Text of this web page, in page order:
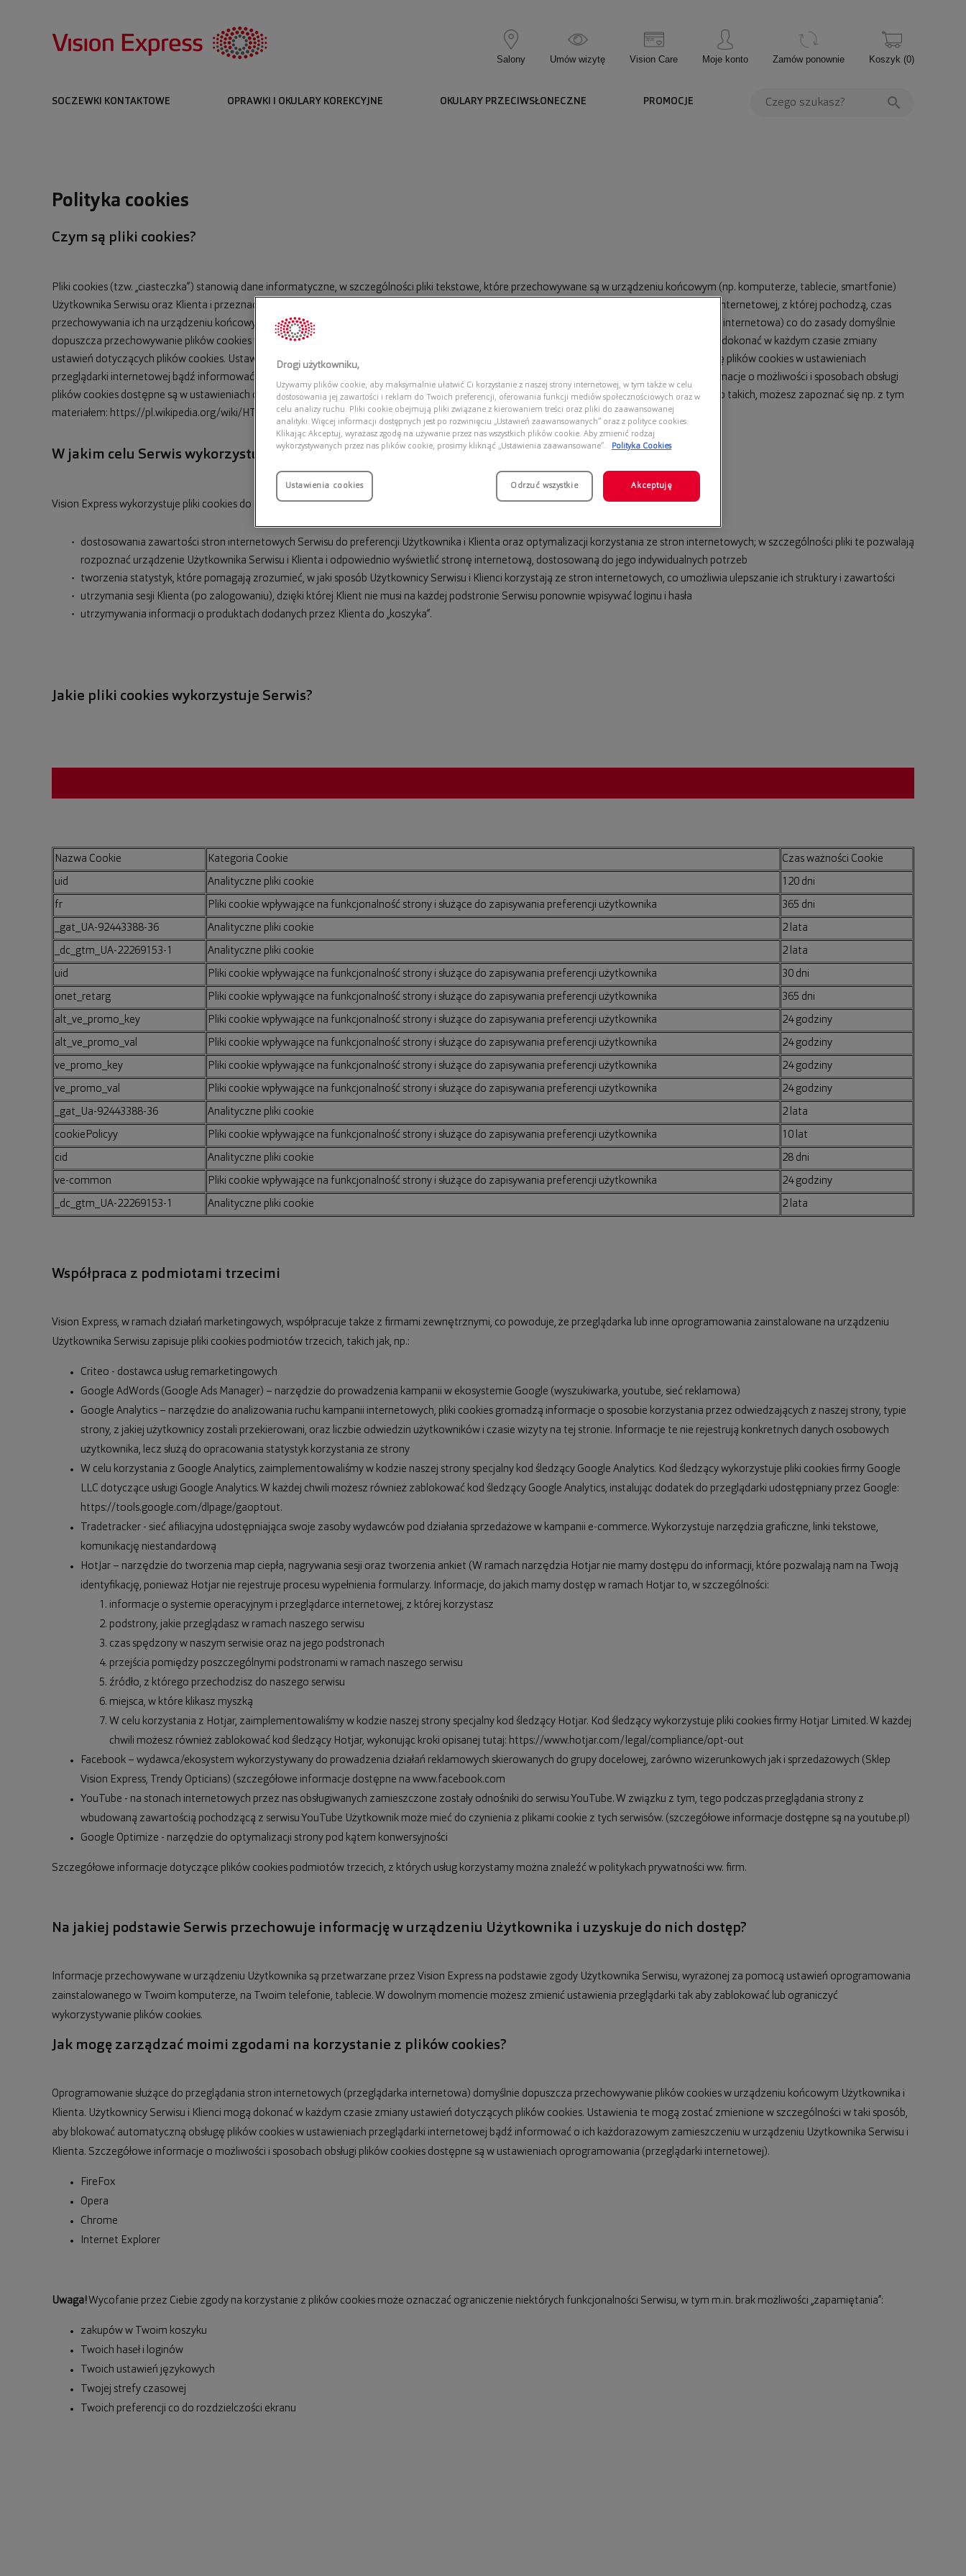
Salony Umów wizytę Vision Care Moje konto Zamów ponownie Koszyk (0)
SOCZEWKI KONTAKTOWE OPRAWKI I OKULARY KOREKCYJNE OKULARY PRZECIWSŁONECZNE PROMOCJE
Polityka cookies
Czym są pliki cookies?
Pliki cookies (tzw. „ciasteczka”) stanowią dane informatyczne, w szczególności pliki tekstowe, które przechowywane są w urządzeniu końcowym (np. komputerze, tablecie, smartfonie)
Użytkownika Serwisu oraz Klienta i przeznaczone są do korzystania ze stron internetowych Serwisu. Cookies zazwyczaj zawierają nazwę strony internetowej, z której pochodzą, czas
przechowywania ich na urządzeniu końcowym oraz unikalny numer. Oprogramowanie służące do przeglądania stron internetowych (przeglądarka internetowa) co do zasady domyślnie
dopuszcza przechowywanie plików cookies w urządzeniu końcowym Użytkownika i Klienta. W takim wypadku Użytkownicy Serwisu i Klienci mogą dokonać w każdym czasie zmiany
ustawień dotyczących plików cookies. Ustawienia te mogą zostać zmienione w szczególności w taki sposób, aby blokować automatyczną obsługę plików cookies w ustawieniach
przeglądarki internetowej bądź informować o ich każdorazowym zamieszczeniu w urządzeniu Użytkownika Serwisu i Klienta. Szczegółowe informacje o możliwości i sposobach obsługi
plików cookies dostępne są w ustawieniach oprogramowania (przeglądarki internetowej). Jeżeli chcesz dowiedzieć się więcej o plikach cookies jako takich, możesz zapoznać się np. z tym
materiałem: https://pl.wikipedia.org/wiki/HTTP_cookie.
W jakim celu Serwis wykorzystuje pliki cookies?
Vision Express wykorzystuje pliki cookies do następujących celów:
dostosowania zawartości stron internetowych Serwisu do preferencji Użytkownika i Klienta oraz optymalizacji korzystania ze stron internetowych; w szczególności pliki te pozwalają
rozpoznać urządzenie Użytkownika Serwisu i Klienta i odpowiednio wyświetlić stronę internetową, dostosowaną do jego indywidualnych potrzeb
tworzenia statystyk, które pomagają zrozumieć, w jaki sposób Użytkownicy Serwisu i Klienci korzystają ze stron internetowych, co umożliwia ulepszanie ich struktury i zawartości
utrzymania sesji Klienta (po zalogowaniu), dzięki której Klient nie musi na każdej podstronie Serwisu ponownie wpisywać loginu i hasła
utrzymywania informacji o produktach dodanych przez Klienta do „koszyka”.
Jakie pliki cookies wykorzystuje Serwis?
Nazwa Cookie Kategoria Cookie Czas ważności Cookie
uid Analityczne pliki cookie 120 dni
fr Pliki cookie wpływające na funkcjonalność strony i służące do zapisywania preferencji użytkownika 365 dni
_gat_UA-92443388-36 Analityczne pliki cookie 2 lata
_dc_gtm_UA-22269153-1 Analityczne pliki cookie 2 lata
uid Pliki cookie wpływające na funkcjonalność strony i służące do zapisywania preferencji użytkownika 30 dni
onet_retarg Pliki cookie wpływające na funkcjonalność strony i służące do zapisywania preferencji użytkownika 365 dni
alt_ve_promo_key Pliki cookie wpływające na funkcjonalność strony i służące do zapisywania preferencji użytkownika 24 godziny
alt_ve_promo_val Pliki cookie wpływające na funkcjonalność strony i służące do zapisywania preferencji użytkownika 24 godziny
ve_promo_key Pliki cookie wpływające na funkcjonalność strony i służące do zapisywania preferencji użytkownika 24 godziny
ve_promo_val Pliki cookie wpływające na funkcjonalność strony i służące do zapisywania preferencji użytkownika 24 godziny
_gat_Ua-92443388-36 Analityczne pliki cookie 2 lata
cookiePolicyy Pliki cookie wpływające na funkcjonalność strony i służące do zapisywania preferencji użytkownika 10 lat
cid Analityczne pliki cookie 28 dni
ve-common Pliki cookie wpływające na funkcjonalność strony i służące do zapisywania preferencji użytkownika 24 godziny
_dc_gtm_UA-22269153-1 Analityczne pliki cookie 2 lata
Współpraca z podmiotami trzecimi
Vision Express, w ramach działań marketingowych, współpracuje także z firmami zewnętrznymi, co powoduje, że przeglądarka lub inne oprogramowania zainstalowane na urządzeniu
Użytkownika Serwisu zapisuje pliki cookies podmiotów trzecich, takich jak, np.:
Criteo - dostawca usług remarketingowych
Google AdWords (Google Ads Manager) – narzędzie do prowadzenia kampanii w ekosystemie Google (wyszukiwarka, youtube, sieć reklamowa)
Google Analytics – narzędzie do analizowania ruchu kampanii internetowych, pliki cookies gromadzą informacje o sposobie korzystania przez odwiedzających z naszej strony, typie
strony, z jakiej użytkownicy zostali przekierowani, oraz liczbie odwiedzin użytkowników i czasie wizyty na tej stronie. Informacje te nie rejestrują konkretnych danych osobowych
użytkownika, lecz służą do opracowania statystyk korzystania ze strony
W celu korzystania z Google Analytics, zaimplementowaliśmy w kodzie naszej strony specjalny kod śledzący Google Analytics. Kod śledzący wykorzystuje pliki cookies firmy Google
LLC dotyczące usługi Google Analytics. W każdej chwili możesz również zablokować kod śledzący Google Analytics, instalując dodatek do przeglądarki udostępniany przez Google:
https://tools.google.com/dlpage/gaoptout.
Tradetracker - sieć afiliacyjna udostępniająca swoje zasoby wydawców pod działania sprzedażowe w kampanii e-commerce. Wykorzystuje narzędzia graficzne, linki tekstowe,
komunikację niestandardową
HotJar – narzędzie do tworzenia map ciepła, nagrywania sesji oraz tworzenia ankiet (W ramach narzędzia Hotjar nie mamy dostępu do informacji, które pozwalają nam na Twoją
identyfikację, ponieważ Hotjar nie rejestruje procesu wypełnienia formularzy. Informacje, do jakich mamy dostęp w ramach Hotjar to, w szczególności:
informacje o systemie operacyjnym i przeglądarce internetowej, z której korzystasz
podstrony, jakie przeglądasz w ramach naszego serwisu
czas spędzony w naszym serwisie oraz na jego podstronach
przejścia pomiędzy poszczególnymi podstronami w ramach naszego serwisu
źródło, z którego przechodzisz do naszego serwisu
miejsca, w które klikasz myszką
W celu korzystania z Hotjar, zaimplementowaliśmy w kodzie naszej strony specjalny kod śledzący Hotjar. Kod śledzący wykorzystuje pliki cookies firmy Hotjar Limited. W każdej
chwili możesz również zablokować kod śledzący Hotjar, wykonując kroki opisanej tutaj: https://www.hotjar.com/legal/compliance/opt-out
Facebook – wydawca/ekosystem wykorzystywany do prowadzenia działań reklamowych skierowanych do grupy docelowej, zarówno wizerunkowych jak i sprzedażowych (Sklep
Vision Express, Trendy Opticians) (szczegółowe informacje dostępne na www.facebook.com
YouTube - na stonach internetowych przez nas obsługiwanych zamieszczone zostały odnośniki do serwisu YouTube. W związku z tym, tego podczas przeglądania strony z
wbudowaną zawartością pochodzącą z serwisu YouTube Użytkownik może mieć do czynienia z plikami cookie z tych serwisów. (szczegółowe informacje dostępne są na youtube.pl)
Google Optimize - narzędzie do optymalizacji strony pod kątem konwersyjności
Szczegółowe informacje dotyczące plików cookies podmiotów trzecich, z których usług korzystamy można znaleźć w politykach prywatności ww. firm.
Na jakiej podstawie Serwis przechowuje informację w urządzeniu Użytkownika i uzyskuje do nich dostęp?
Informacje przechowywane w urządzeniu Użytkownika są przetwarzane przez Vision Express na podstawie zgody Użytkownika Serwisu, wyrażonej za pomocą ustawień oprogramowania
zainstalowanego w Twoim komputerze, na Twoim telefonie, tablecie. W dowolnym momencie możesz zmienić ustawienia przeglądarki tak aby zablokować lub ograniczyć
wykorzystywanie plików cookies.
Jak mogę zarządzać moimi zgodami na korzystanie z plików cookies?
Oprogramowanie służące do przeglądania stron internetowych (przeglądarka internetowa) domyślnie dopuszcza przechowywanie plików cookies w urządzeniu końcowym Użytkownika i
Klienta. Użytkownicy Serwisu i Klienci mogą dokonać w każdym czasie zmiany ustawień dotyczących plików cookies. Ustawienia te mogą zostać zmienione w szczególności w taki sposób,
aby blokować automatyczną obsługę plików cookies w ustawieniach przeglądarki internetowej bądź informować o ich każdorazowym zamieszczeniu w urządzeniu Użytkownika Serwisu i
Klienta. Szczegółowe informacje o możliwości i sposobach obsługi plików cookies dostępne są w ustawieniach oprogramowania (przeglądarki internetowej).
FireFox
Opera
Chrome
Internet Explorer
Uwaga! Wycofanie przez Ciebie zgody na korzystanie z plików cookies może oznaczać ograniczenie niektórych funkcjonalności Serwisu, w tym m.in. brak możliwości „zapamiętania”:
zakupów w Twoim koszyku
Twoich haseł i loginów
Twoich ustawień językowych
Twojej strefy czasowej
Twoich preferencji co do rozdzielczości ekranu
Drogi użytkowniku,
Używamy plików cookie, aby maksymalnie ułatwić Ci korzystanie z naszej strony internetowej, w tym także w celu
dostosowania jej zawartości i reklam do Twoich preferencji, oferowania funkcji mediów społecznościowych oraz w
celu analizy ruchu. Pliki cookie obejmują pliki związane z kierowaniem treści oraz pliki do zaawansowanej
analityki. Więcej informacji dostępnych jest po rozwinięciu „Ustawień zaawansowanych” oraz z polityce cookies.
Klikając Akceptuj, wyrażasz zgodę na używanie przez nas wszystkich plików cookie. Aby zmienić rodzaj
wykorzystywanych przez nas plików cookie, prosimy kliknąć „Ustawienia zaawansowane”.
Polityka Cookies
Ustawienia cookies Odrzuć wszystkie Akceptuję